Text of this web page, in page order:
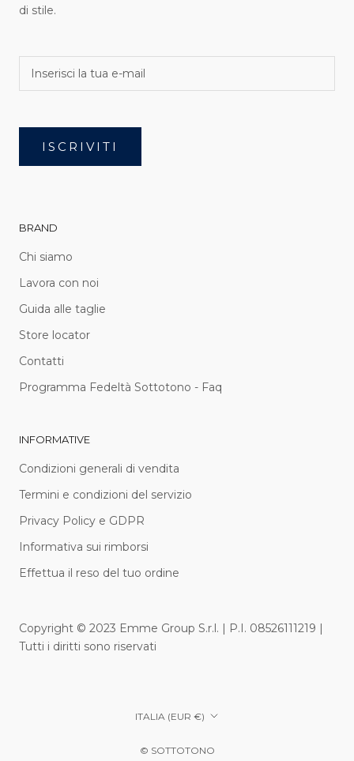
di stile.
ISCRIVITI
BRAND
Chi siamo
Lavora con noi
Guida alle taglie
Store locator
Contatti
Programma Fedeltà Sottotono - Faq
INFORMATIVE
Condizioni generali di vendita
Termini e condizioni del servizio
Privacy Policy e GDPR
Informativa sui rimborsi
Effettua il reso del tuo ordine
Copyright © 2023 Emme Group S.r.l. | P.I. 08526111219 |
Tutti i diritti sono riservati
Paese/Area
ITALIA (EUR €)
© SOTTOTONO